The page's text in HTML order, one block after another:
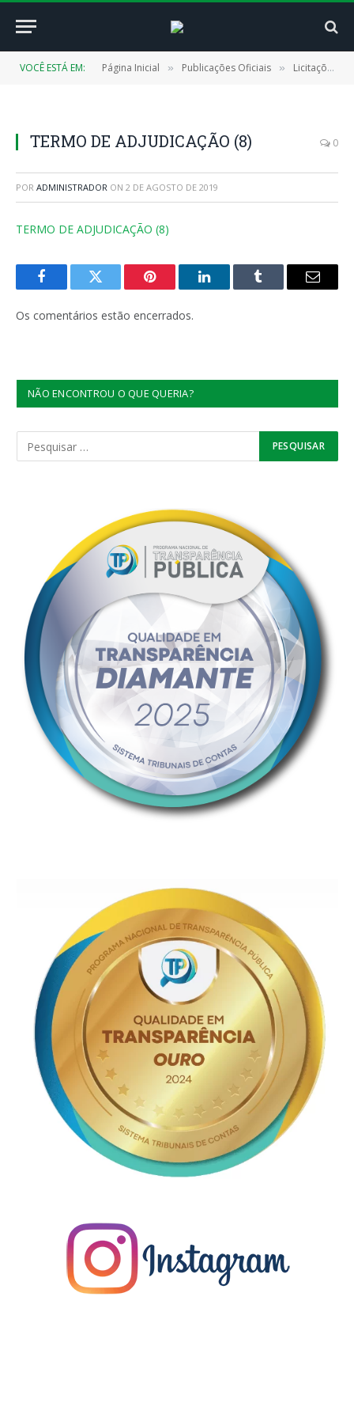
VOCÊ ESTÁ EM: Página Inicial » Publicações Oficiais » Licitações
TERMO DE ADJUDICAÇÃO (8) 0
POR ADMINISTRADOR ON 2 DE AGOSTO DE 2019
TERMO DE ADJUDICAÇÃO (8)
FacebookTwitter Pinterest LinkedInTumblr
E-
Os comentários estão encerrados.
NÃO ENCONTROU O QUE QUERIA?